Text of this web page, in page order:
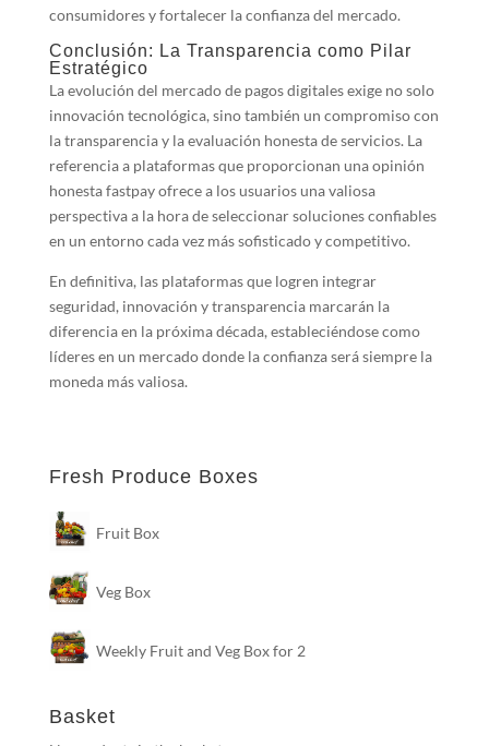
consumidores y fortalecer la confianza del mercado.
Conclusión: La Transparencia como Pilar
Estratégico
La evolución del mercado de pagos digitales exige no solo
innovación tecnológica, sino también un compromiso con
la transparencia y la evaluación honesta de servicios. La
referencia a plataformas que proporcionan una opinión
honesta fastpay ofrece a los usuarios una valiosa
perspectiva a la hora de seleccionar soluciones confiables
en un entorno cada vez más sofisticado y competitivo.
En definitiva, las plataformas que logren integrar
seguridad, innovación y transparencia marcarán la
diferencia en la próxima década, estableciéndose como
líderes en un mercado donde la confianza será siempre la
moneda más valiosa.
Fresh Produce Boxes
Fruit Box
Veg Box
Weekly Fruit and Veg Box for 2
Basket